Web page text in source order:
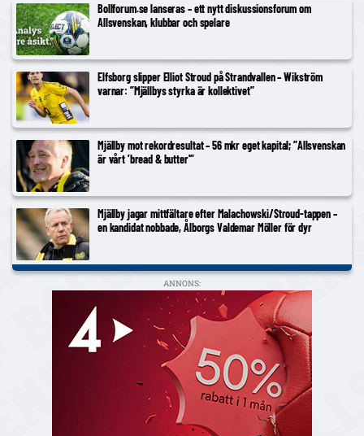
Bollforum.se lanseras – ett nytt diskussionsforum om
Allsvenskan, klubbar och spelare
Elfsborg slipper Elliot Stroud på Strandvallen – Wikström
varnar: ”Mjällbys styrka är kollektivet”
Mjällby mot rekordresultat – 56 mkr eget kapital; ”Allsvenskan
är vårt ’bread & butter'”
Mjällby jagar mittfältare efter Malachowski/Stroud-tappen –
en kandidat nobbade, Ålborgs Valdemar Möller för dyr
ANNONS: